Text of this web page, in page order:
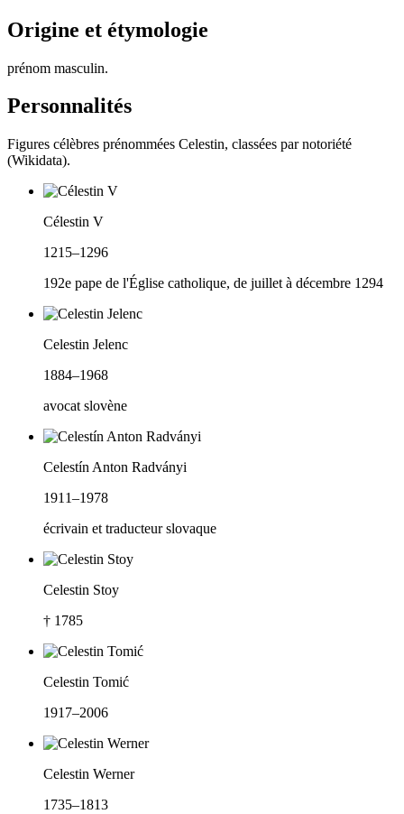
Origine et étymologie
prénom masculin.
Personnalités
Figures célèbres prénommées Celestin, classées par notoriété
(Wikidata).
Célestin V
1215–1296
192e pape de l'Église catholique, de juillet à décembre 1294
Celestin Jelenc
1884–1968
avocat slovène
Celestín Anton Radványi
1911–1978
écrivain et traducteur slovaque
Celestin Stoy
† 1785
Celestin Tomić
1917–2006
Celestin Werner
1735–1813